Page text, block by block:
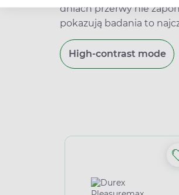
dniach przerwy nie
pokazują badania to
High-contrast mode